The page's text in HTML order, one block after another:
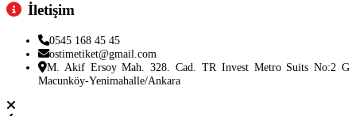
İletişim
0545 168 45 45
ostimetiket@gmail.com
M. Akif Ersoy Mah. 328. Cad. TR Invest Metro Suits No:2 G
Macunköy-Yenimahalle/Ankara